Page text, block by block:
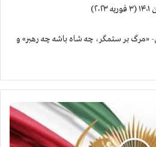
مردم زاهدان – ۱۴ بهمن- «مرگ بر ستمگر، چه شاه باشه چه رهبر» و